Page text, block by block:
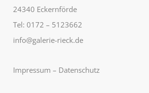
24340 Eckernförde
Tel: 0172 – 5123662
info@galerie-rieck.de
Impressum – Datenschutz